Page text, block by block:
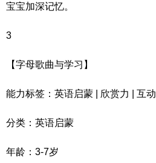
宝宝加深记忆。
3
【字母歌曲与学习】
能力标签：英语启蒙 | 欣赏力 | 互动
分类：英语启蒙
年龄：3-7岁